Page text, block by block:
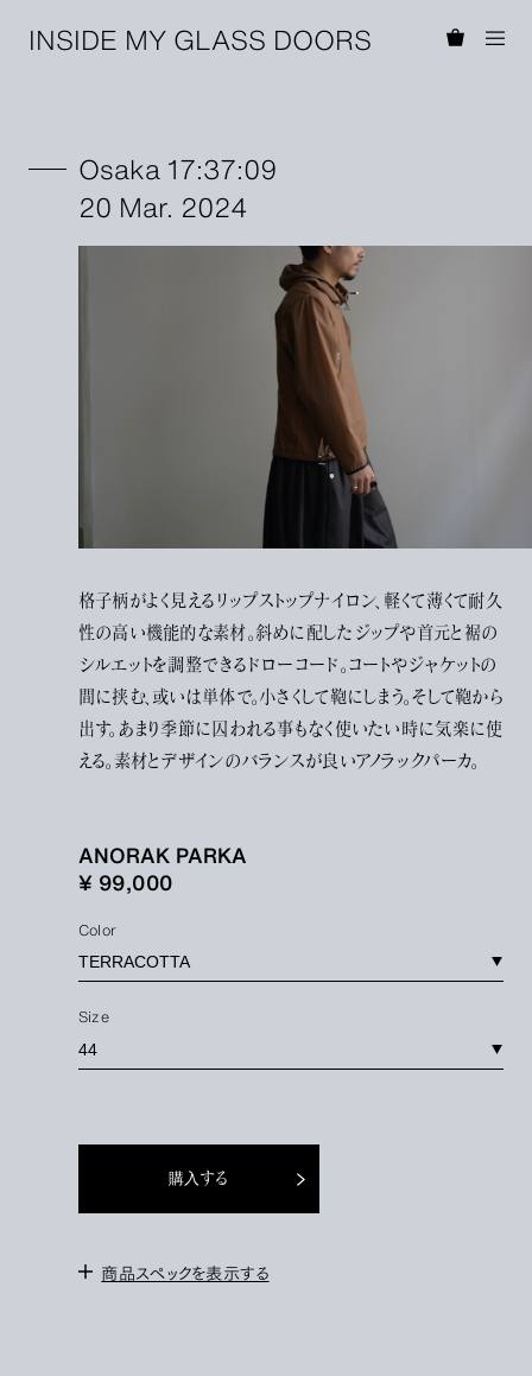
INSIDE MY GLASS DOORS
Osaka 17:37:09
20 Mar. 2024
格子柄がよく見えるリップストップナイロン、軽くて薄くて耐久
性の高い機能的な素材。斜めに配したジップや首元と裾の
シルエットを調整できるドローコード。コートやジャケットの
間に挟む、或いは単体で。小さくして鞄にしまう。そして鞄から
出す。あまり季節に囚われる事もなく使いたい時に気楽に使
える。素材とデザインのバランスが良いアノラックパーカ。
ANORAK PARKA
¥ 99,000
Color
Size
購入する
商品スペックを表示する